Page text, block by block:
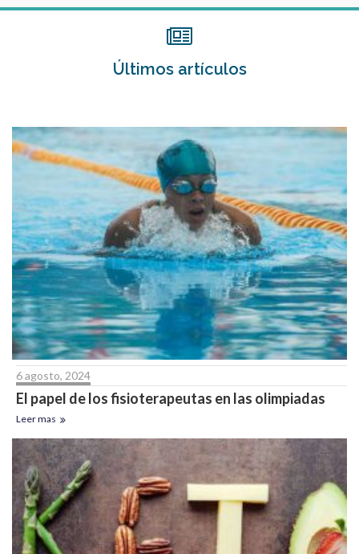
Últimos artículos
6 agosto, 2024
El papel de los fisioterapeutas en las olimpiadas
Leer mas